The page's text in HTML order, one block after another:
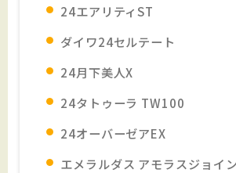
24エアリティST
ダイワ24セルテート
24月下美人X
24タトゥーラ TW100
24オーバーゼアEX
エメラルダス アモラスジョイ